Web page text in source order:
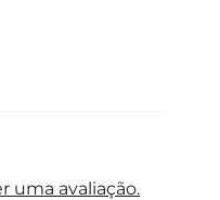
uma avaliação.